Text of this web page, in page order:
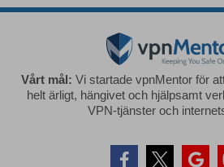
Vårt mål: Vi startade vpnMentor för
helt ärligt, hängivet och hjälpsamt
VPN-tjänster och